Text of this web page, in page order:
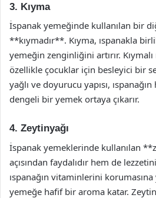
3. Kıyma
İspanak yemeğinde kullanılan bir
**kıymadır**. Kıyma, ıspanakla
yemeğin zenginliğini artırır.
özellikle çocuklar için besleyici bir
yağlı ve doyurucu yapısı,
dengeli bir yemek ortaya çıkarır.
4. Zeytinyağı
İspanak yemeklerinde kullanılan
açısından faydalıdır hem de
ıspanağın vitaminlerini korumasına
yemeğe hafif bir aroma katar.